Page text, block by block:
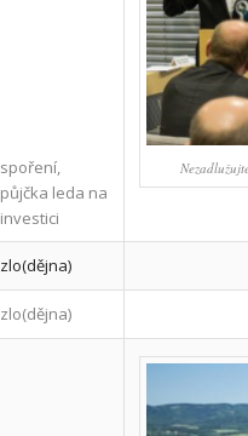
spoření,
půjčka leda na
investici
zlo(dějna)
zlo(dějna)